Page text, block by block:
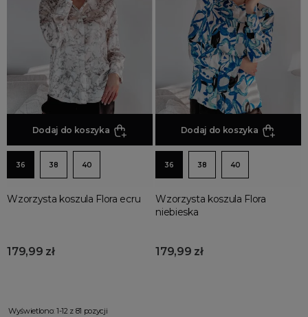
Dodaj do koszyka
36 38 40
Wzorzysta koszula Flora ecru
179,99 zł
Dodaj do koszyka
36 38 40
Wzorzysta koszula Flora
niebieska
179,99 zł
Wyświetlono: 1-12 z 81 pozycji